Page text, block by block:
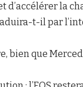
d’accélérer la
t-il par
bien que